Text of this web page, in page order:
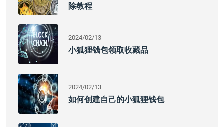
除教程
2024/02/13
小狐狸钱包领取收藏品
2024/02/13
如何创建自己的小狐狸钱包